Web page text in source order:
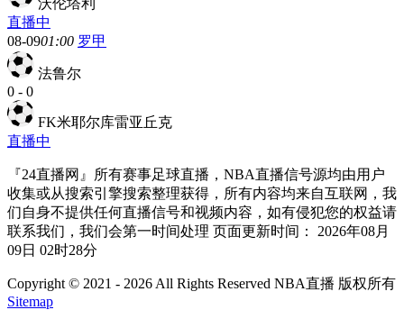
直播中
08-0901:00 罗甲
法鲁尔
0 - 0
FK米耶尔库雷亚丘克
直播中
『24直播网』所有赛事足球直播，NBA直播信号源均由用户
收集或从搜索引擎搜索整理获得，所有内容均来自互联网，我
们自身不提供任何直播信号和视频内容，如有侵犯您的权益请
联系我们，我们会第一时间处理 页面更新时间： 2026年08月
09日 02时28分
Copyright © 2021 - 2026 All Rights Reserved NBA直播 版权所有
Sitemap